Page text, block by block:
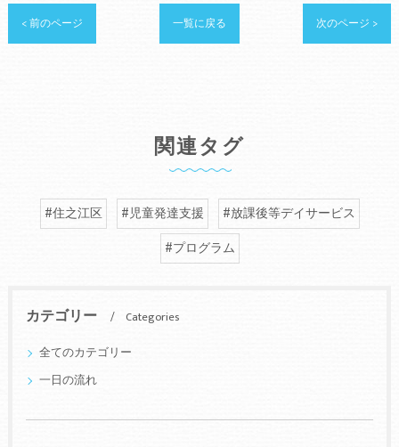
< 前のページ 一覧に戻る 次のページ >
関連タグ
#住之江区 #児童発達支援
#放課後等デイサービス
#プログラム
カテゴリー
Categories
全てのカテゴリー
一日の流れ